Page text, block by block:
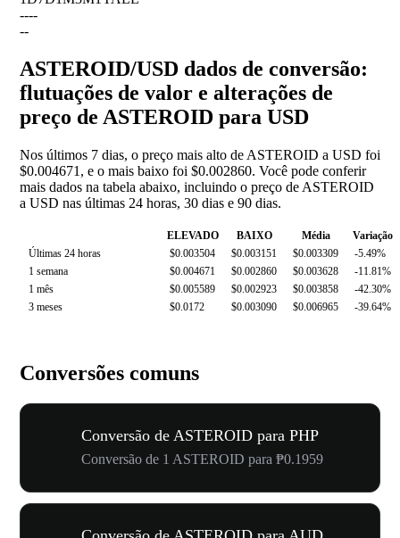
----
--
ASTEROID/USD dados de conversão:
flutuações de valor e alterações de
preço de ASTEROID para USD
Nos últimos 7 dias, o preço mais alto de ASTEROID a USD foi
$0.004671, e o mais baixo foi $0.002860. Você pode conferir
mais dados na tabela abaixo, incluindo o preço de ASTEROID
a USD nas últimas 24 horas, 30 dias e 90 dias.
ELEVADO BAIXO Média
Variação
Últimas 24 horas
$0.003504 $0.003151 $0.003309
-5.49%
1 semana
$0.004671 $0.002860 $0.003628
-11.81%
1 mês
$0.005589 $0.002923 $0.003858
-42.30%
3 meses
$0.0172 $0.003090 $0.006965 -39.64%
Conversões comuns
Conversão de ASTEROID para PHP
Conversão de 1 ASTEROID para ₱0.1959